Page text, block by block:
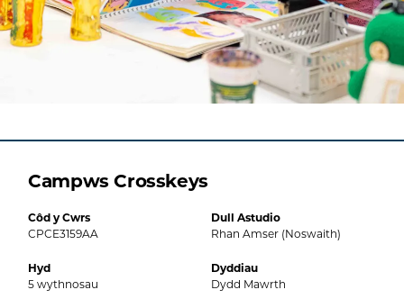
Campws Crosskeys
Côd y Cwrs
CPCE3159AA
Dull Astudio
Rhan Amser (Noswaith)
Hyd
5wythnosau
Dyddiau
Dydd Mawrth